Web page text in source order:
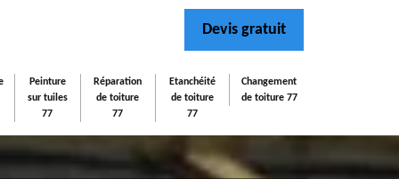
Devis gratuit
Peinture
sur tuiles
77
Réparation
de toiture
77
Etanchéité
de toiture
77
Changement
de toiture 77